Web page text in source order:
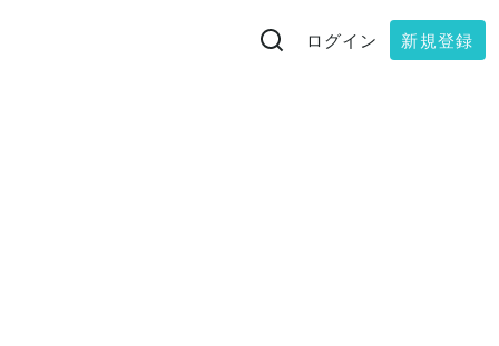
ログイン 新規登録